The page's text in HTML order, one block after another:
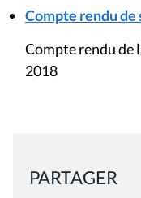
Compte rendu de
Compte rendu de
2018
PARTAGER